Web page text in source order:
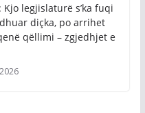
legjislaturë s’ka fuqi
diçka, po arrihet
qëllimi – zgjedhjet e